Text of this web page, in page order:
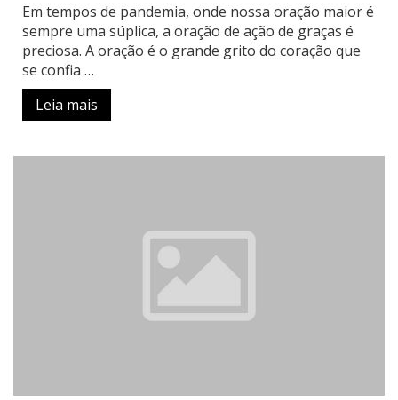
Em tempos de pandemia, onde nossa oração maior é
sempre uma súplica, a oração de ação de graças é
preciosa. A oração é o grande grito do coração que
se confia …
Leia mais